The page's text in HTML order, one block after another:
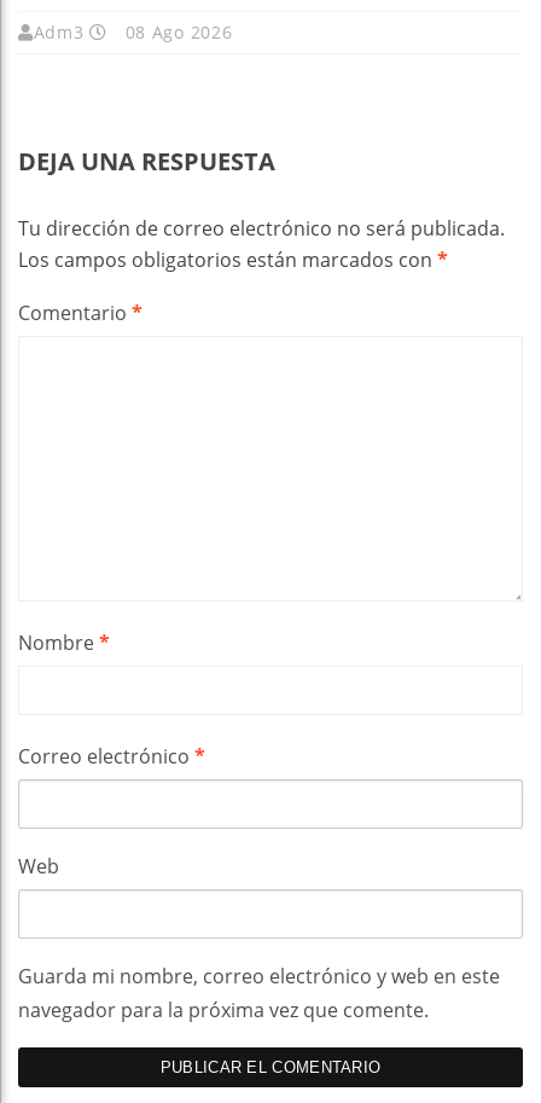
Adm3 08 Ago 2026
DEJA UNA RESPUESTA
Tu dirección de correo electrónico no será publicada.
Los campos obligatorios están marcados con *
Comentario *
Nombre*
Correo electrónico *
Web
Guarda mi nombre, correo electrónico y web en este
navegador para la próxima vez que comente.